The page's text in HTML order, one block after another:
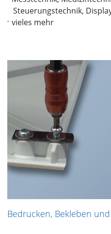
Steuerungstechnik,
vieles mehr
Bedrucken, Bekleben